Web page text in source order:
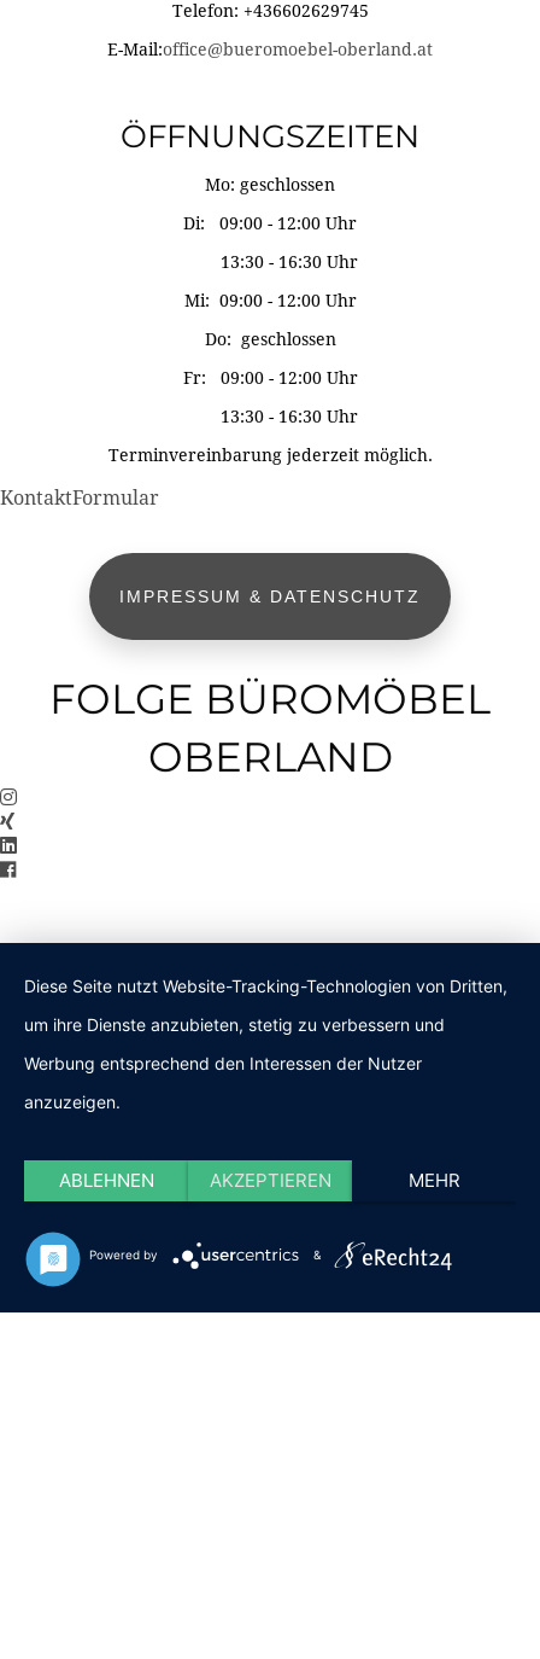
Telefon: +436602629745
E-Mail:office@bueromoebel-oberland.at
ÖFFNUNGSZEITEN
Mo: geschlossen
Di: 09:00 - 12:00 Uhr
13:30 - 16:30 Uhr
Mi: 09:00 - 12:00 Uhr
Do: geschlossen
Fr: 09:00 - 12:00 Uhr
13:30 - 16:30 Uhr
Terminvereinbarung jederzeit möglich.
KontaktFormular
IMPRESSUM & DATENSCHUTZ
FOLGE BÜROMÖBEL
OBERLAND
Diese Seite nutzt Website-Tracking-Technologien von Dritten,
um ihre Dienste anzubieten, stetig zu verbessern und
Werbung entsprechend den Interessen der Nutzer
anzuzeigen.
ABLEHNEN AKZEPTIEREN MEHR
Powered by &